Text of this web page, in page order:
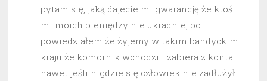
pytam się, jaką dajecie mi gwarancję że ktoś
mi moich pieniędzy nie ukradnie, bo
powiedziałem że żyjemy w takim bandyckim
kraju że komornik wchodzi i zabiera z konta
nawet jeśli nigdzie się człowiek nie zadłużył